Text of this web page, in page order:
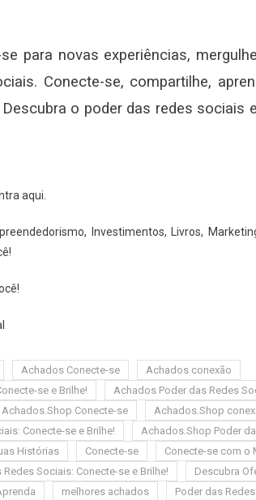
para novas experiências,
Conecte-se, compartilhe,
o poder das redes sociais
aqui.
Investimentos, Livros,
Achados Conecte-se
Achados conexão
se e Brilhe!
Achados Poder das Redes
Achados.Shop Conecte-se
Achados.Shop
Conecte-se e Brilhe!
Achados.Shop Poder
Histórias Conecte-se Conecte-se com o
Sociais: Conecte-se e Brilhe!
Descubra
melhores achados Poder das